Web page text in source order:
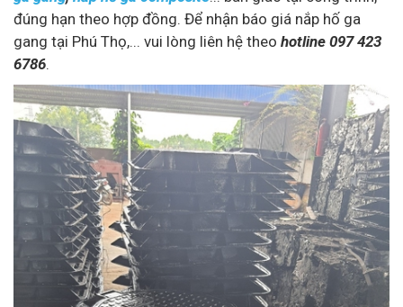
đúng hạn theo hợp đồng. Để nhận báo giá nắp hố ga
gang tại Phú Thọ,... vui lòng liên hệ theo hotline 097 423
6786.